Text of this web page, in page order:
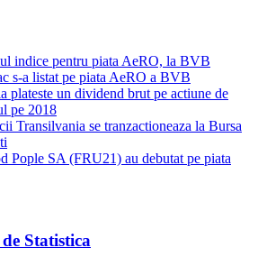
indice pentru piata AeRO, la BVB
s-a listat pe piata AeRO a BVB
plateste un dividend brut pe actiune de
pe 2018
Transilvania se tranzactioneaza la Bursa
Pople SA (FRU21) au debutat pe piata
Statistica